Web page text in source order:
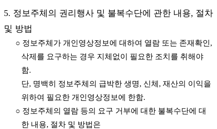
5. 정보주체의 권리행사 및 불복수단에 관한 내용, 절차
및 방법
○ 정보주체가 개인영상정보에 대하여 열람 또는 존재확인,
삭제를 요구하는 경우 지체없이 필요한 조치를 취해야
함.
단, 명백히 정보주체의 급박한 생명, 신체, 재산의 이익을
위하여 필요한 개인영상정보에 한함.
○ 정보주체의 열람 등의 요구 거부에 대한 불복수단에 대
한 내용, 절차 및 방법은